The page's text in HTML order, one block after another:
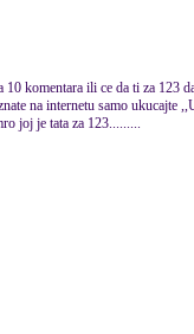
komentara ili ce da ti za 123
na internetu samo ukucajte
joj je tata za 123.........